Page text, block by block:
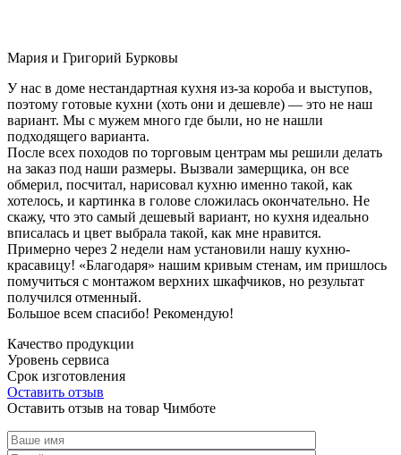
Мария и Григорий Бурковы
У нас в доме нестандартная кухня из-за короба и выступов,
поэтому готовые кухни (хоть они и дешевле) — это не наш
вариант. Мы с мужем много где были, но не нашли
подходящего варианта.
После всех походов по торговым центрам мы решили делать
на заказ под наши размеры. Вызвали замерщика, он все
обмерил, посчитал, нарисовал кухню именно такой, как
хотелось, и картинка в голове сложилась окончательно. Не
скажу, что это самый дешевый вариант, но кухня идеально
вписалась и цвет выбрала такой, как мне нравится.
Примерно через 2 недели нам установили нашу кухню-
красавицу! «Благодаря» нашим кривым стенам, им пришлось
помучиться с монтажом верхних шкафчиков, но результат
получился отменный.
Большое всем спасибо! Рекомендую!
Качество продукции
Уровень сервиса
Срок изготовления
Оставить отзыв
Оставить отзыв на товар Чимботе